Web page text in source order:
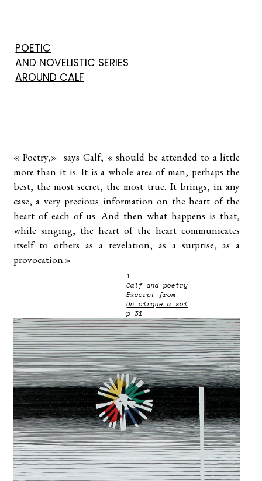
POETIC
AND NOVELISTIC SERIES
AROUND CALF
« Poetry,» says Calf, « should be attended to a little
more than it is. It is a whole area of man, perhaps the
best, the most secret, the most true. It brings, in any
case, a very precious information on the heart of the
heart of each of us. And then what happens is that,
while singing, the heart of the heart communicates
itself to others as a revelation, as a surprise, as a
provocation.»
↑
Calf and poetry
Excerpt from
Un cirque à soi
p 31